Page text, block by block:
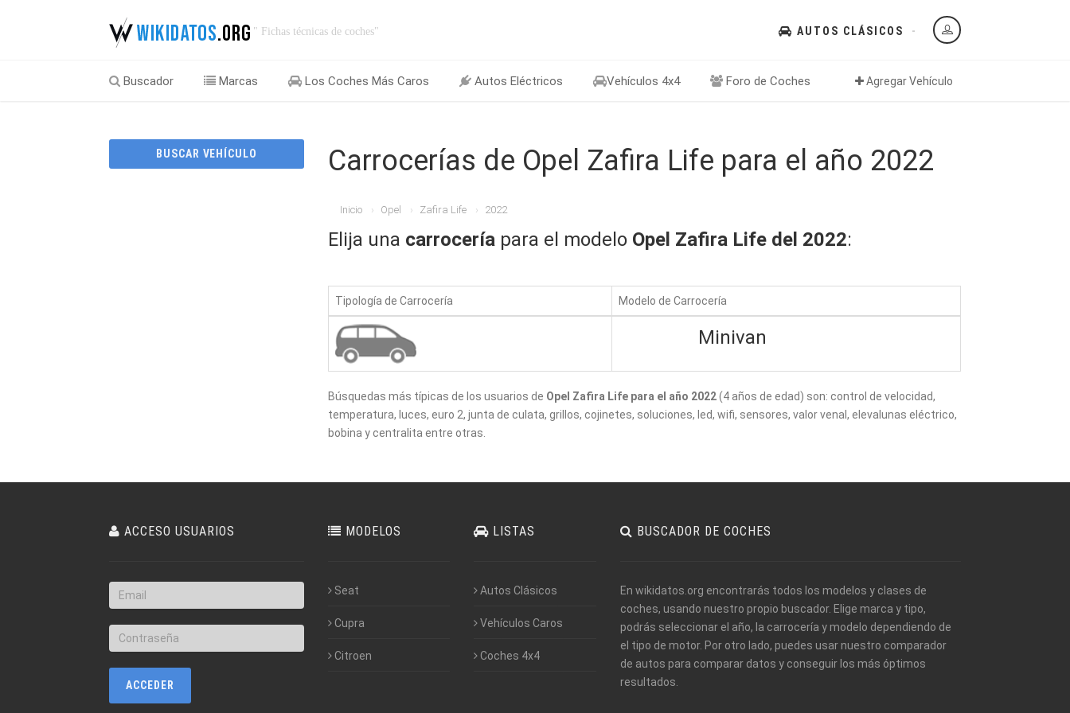
" Fichas técnicas de coches" AUTOS CLÁSICOS
Agregar Vehículo
Buscador Marcas Los Coches Más Caros Autos Eléctricos Vehículos 4x4 Foro de Coches
BUSCAR VEHÍCULO Carrocerías de Opel Zafira Life para el año 2022
Inicio Opel Zafira Life 2022
Elija una carrocería para el modelo Opel Zafira Life del 2022:
Tipología de Carrocería Modelo de Carrocería
Minivan
Búsquedas más típicas de los usuarios de Opel Zafira Life para el año 2022(4 años de edad) son: control de velocidad,
temperatura, luces, euro 2, junta de culata, grillos, cojinetes, soluciones, led, wifi, sensores, valor venal, elevalunas eléctrico,
bobina y centralita entre otras.
ACCESO USUARIOS MODELOS
Seat
Cupra
Citroen
LISTAS
Autos Clásicos
Vehículos Caros
Coches 4x4
BUSCADOR DE COCHES
En wikidatos.org encontrarás todos los modelos y clases de
coches, usando nuestro propio buscador. Elige marca y tipo,
podrás seleccionar el año, la carrocería y modelo dependiendo de
el tipo de motor. Por otro lado, puedes usar nuestro comparador
de autos para comparar datos y conseguir los más óptimos
resultados.